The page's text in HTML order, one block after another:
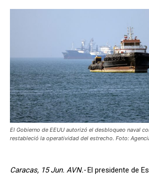
El Gobierno de EEUU autorizó el desbloqueo naval
restableció la operatividad del estrecho. Foto:
Caracas, 15 Jun. AVN.- El presidente de